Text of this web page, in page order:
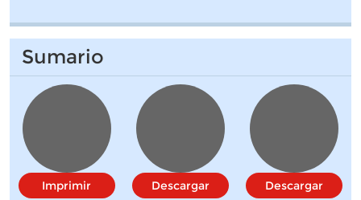
Sumario
Imprimir Descargar Descargar